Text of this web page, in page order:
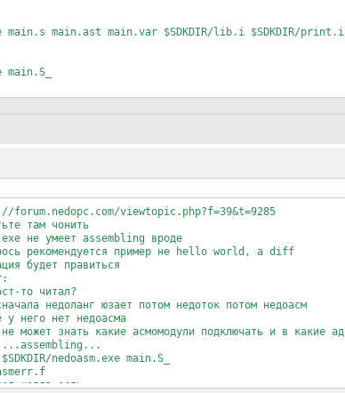
main.s main.ast main.var $SDKDIR/lib.i $SDKDIR/print.i
main.S_
forum.nedopc.com/viewtopic.php?f=39&t=9285
там чонить
не умеет assembling вроде
рекомендуется пример не hello world, а diff
будет правиться
то читал?
недоланг юзает потом недоток потом недоасм
у него нет недоасма
может знать какие асмомодули подключать и в какие
...assembling...
nedoasm.exe main.S_
когда есть